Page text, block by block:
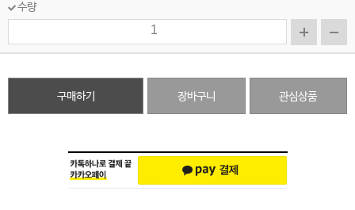
수량
구매하기 장바구니 관심상품